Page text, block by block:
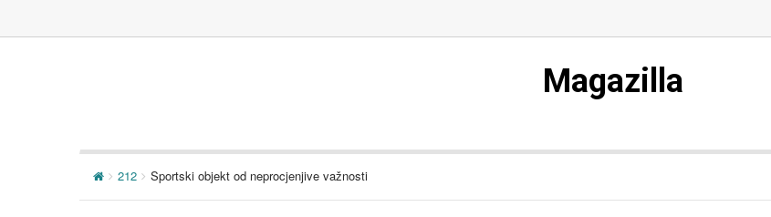
Magazilla
212 Sportski objekt od neprocjenjive važnosti